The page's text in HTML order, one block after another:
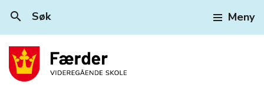
search Søk Meny